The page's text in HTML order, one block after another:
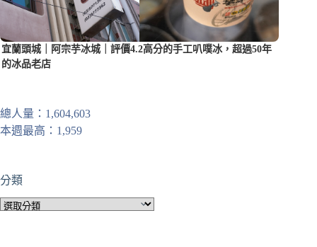
宜蘭頭城｜阿宗芋冰城｜評價4.2高分的手工叭噗冰，超過50年
的冰品老店
總人量：1,604,603
本週最高：1,959
分類
分